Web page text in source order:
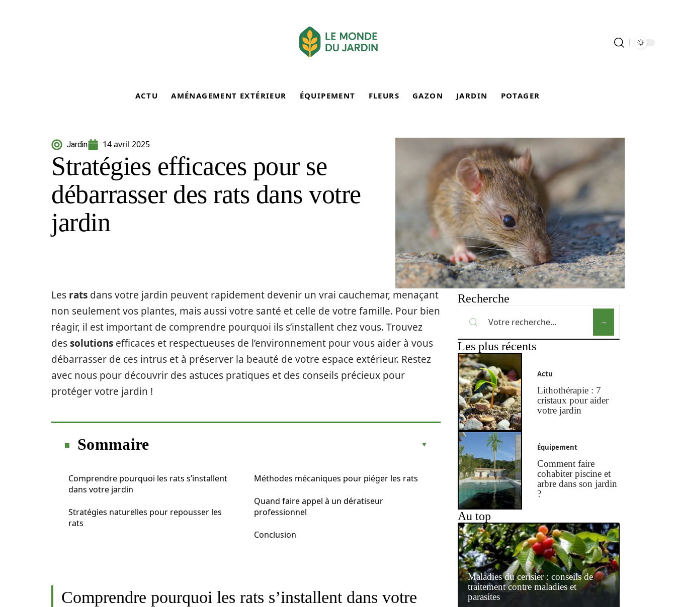
ACTU AMÉNAGEMENT EXTÉRIEUR ÉQUIPEMENT FLEURS GAZON JARDIN POTAGER
Jardin 14 avril 2025
Stratégies efficaces pour se
débarrasser des rats dans votre
jardin
Les rats dans votre jardin peuvent rapidement devenir un vrai cauchemar, menaçant
non seulement vos plantes, mais aussi votre santé et celle de votre famille. Pour bien
réagir, il est important de comprendre pourquoi ils s’installent chez vous. Trouvez
dessolutions efficaces et respectueuses de l’environnement pour vous aider à vous
débarrasser de ces intrus et à préserver la beauté de votre espace extérieur. Restez
avec nous pour découvrir des astuces pratiques et des conseils précieux pour
protéger votre jardin !
Sommaire
Comprendre pourquoi les rats s’installent
dans votre jardin
Stratégies naturelles pour repousser les
rats
Méthodes mécaniques pour piéger les rats
Quand faire appel à un dératiseur
professionnel
Conclusion
Comprendre pourquoi les rats s’installent dans votre
Recherche
Les plus récents
Actu
Lithothérapie : 7
cristaux pour aider
votre jardin
Équipement
Comment faire
cohabiter piscine et
arbre dans son jardin
?
Au top
Maladies du cerisier : conseils de
traitement contre maladies et
parasites